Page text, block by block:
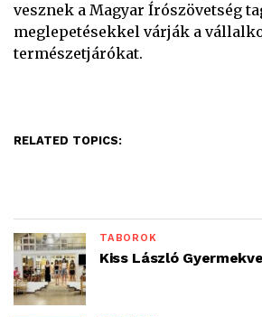
vesznek a Magyar Írószövetség
meglepetésekkel várják a
természetjárókat.
RELATED TOPICS:
TÁBOROK
Kiss László